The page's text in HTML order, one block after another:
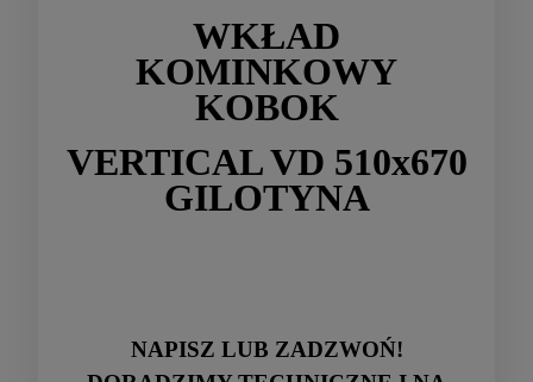
WKŁAD
KOMINKOWY
KOBOK
VERTICAL VD 510x670
GILOTYNA
NAPISZ LUB ZADZWOŃ!